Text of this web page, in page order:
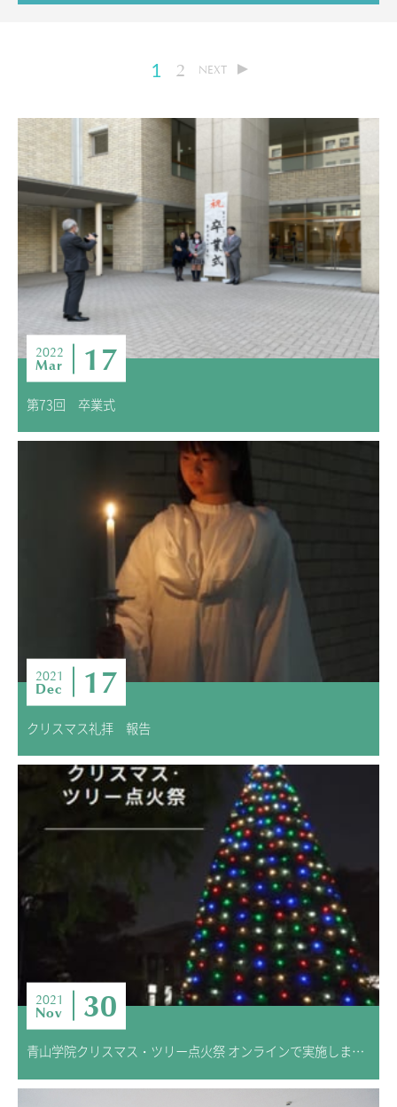
進学・進路
学友会
生徒の作品
ADMISSION
入試・入学案内
入試要項
志願者速報
合格者発表
学校説明会
入試結果
入学金・学費等一覧
入試問題
学校案内
よくあるご質問
ニュース・トピック
アクセスマップ
緊急・災害時の対応
いじめ防止対策
ENGLISHページ
個人情報保護への取り組み
採用情報
1 2 NEXT
2022
Mar 17
第73回 卒業式
2021
Dec 17
クリスマス礼拝 報告
2021
Nov 30
青山学院クリスマス・ツリー点火祭 オンラインで実施しました